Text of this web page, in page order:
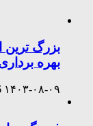
بزرگ ترین
بهره
۱۴۰۳-۰۸-۰۹